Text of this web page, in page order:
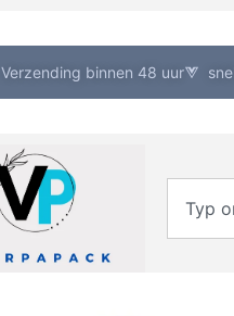
Verzending binnen 48 uur